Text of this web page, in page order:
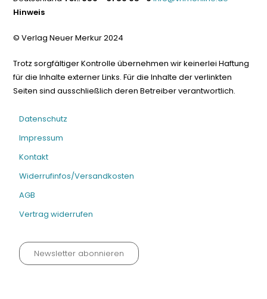
Hinweis
© Verlag Neuer Merkur 2024
Trotz sorgfältiger Kontrolle übernehmen wir keinerlei Haftung
für die Inhalte externer Links. Für die Inhalte der verlinkten
Seiten sind ausschließlich deren Betreiber verantwortlich.
Datenschutz
Impressum
Kontakt
Widerrufinfos/Versandkosten
AGB
Vertrag widerrufen
Newsletter abonnieren